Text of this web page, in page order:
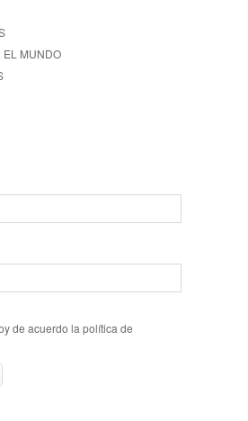
EL MUNDO
de acuerdo la política de